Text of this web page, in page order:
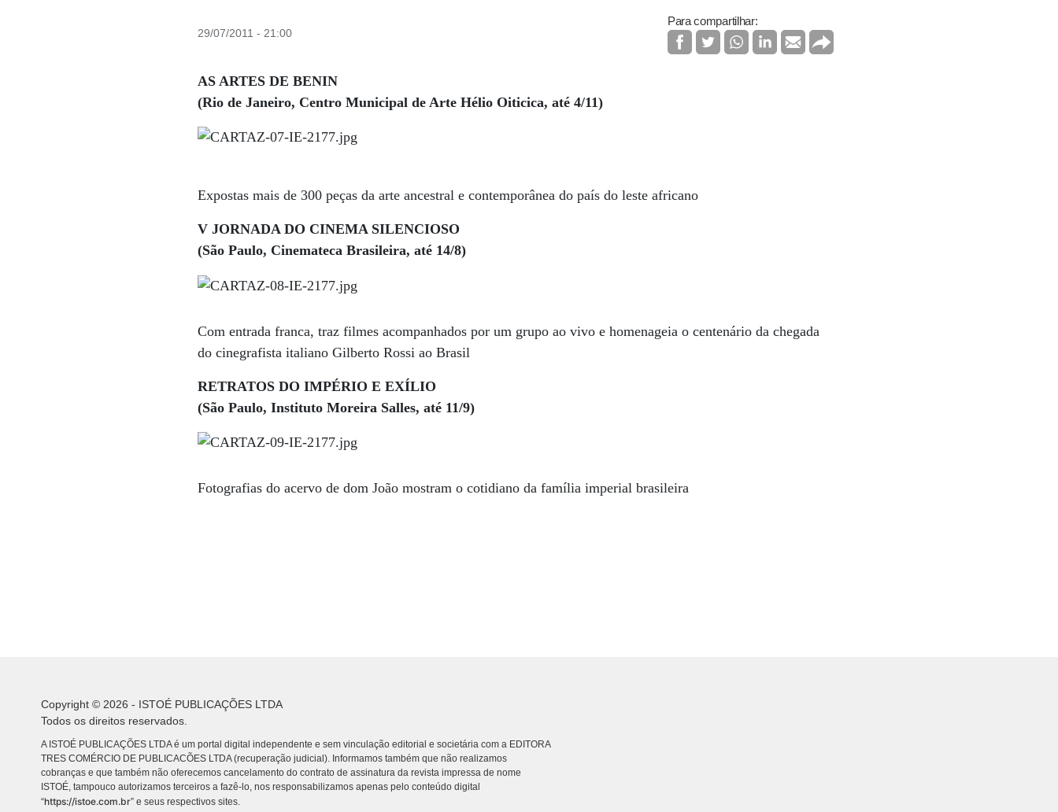
29/07/2011 - 21:00
Para compartilhar:
AS ARTES DE BENIN
(Rio de Janeiro, Centro Municipal de Arte Hélio Oiticica, até 4/11)
Expostas mais de 300 peças da arte ancestral e contemporânea do país do leste africano
V JORNADA DO CINEMA SILENCIOSO
(São Paulo, Cinemateca Brasileira, até 14/8)
Com entrada franca, traz filmes acompanhados por um grupo ao vivo e homenageia o centenário da chegada
do cinegrafista italiano Gilberto Rossi ao Brasil
RETRATOS DO IMPÉRIO E EXÍLIO
(São Paulo, Instituto Moreira Salles, até 11/9)
Fotografias do acervo de dom João mostram o cotidiano da família imperial brasileira
Copyright © 2026 - ISTOÉ PUBLICAÇÕES LTDA
Todos os direitos reservados.
A ISTOÉ PUBLICAÇÕES LTDA é um portal digital independente e sem vinculação editorial e societária com a EDITORA
TRES COMÉRCIO DE PUBLICACÕES LTDA (recuperação judicial). Informamos também que não realizamos
cobranças e que também não oferecemos cancelamento do contrato de assinatura da revista impressa de nome
ISTOÉ, tampouco autorizamos terceiros a fazê-lo, nos responsabilizamos apenas pelo conteúdo digital
“https://istoe.com.br” e seus respectivos sites.